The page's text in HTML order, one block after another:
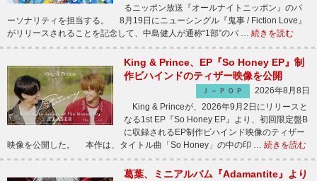
るニッポン放送『オールナイトニッポン』のパ
ーソナリティを担当する。 8月19日にニューシングル『鬼事 / Fiction Love』
がリリースされることを記念して、中島健人が通称“1部”のパ … 続きを読む
King & Prince、EP『So Honey EP』制
作ビハインドのティザー映像を公開
Ｊ－ＰＯＰ
2026年8月8日
King & Princeが、2026年9月2日にリリースと
なる1st EP『So Honey EP』より、初回限定盤B
に収録されるEP制作ビハインド映像のティザー
映像を公開した。 本作は、タイトル曲「So Honey」の中の印 … 続きを読む
葛葉、ミニアルバム『Adamantite』より